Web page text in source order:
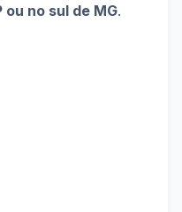
ou no sul de MG.